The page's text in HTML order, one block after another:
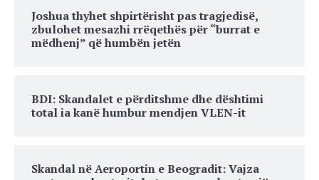
Joshua thyhet shpirtërisht pas tragjedisë,
zbulohet mesazhi rrëqethës për “burrat e
mëdhenj” që humbën jetën
BDI: Skandalet e përditshme dhe dështimi
total ia kanë humbur mendjen VLEN-it
Skandal në Aeroportin e Beogradit: Vajza